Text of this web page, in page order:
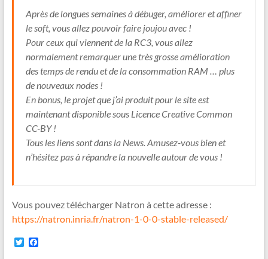
Après de longues semaines à débuger, améliorer et affiner
le soft, vous allez pouvoir faire joujou avec !
Pour ceux qui viennent de la RC3, vous allez
normalement remarquer une très grosse amélioration
des temps de rendu et de la consommation RAM … plus
de nouveaux nodes !
En bonus, le projet que j’ai produit pour le site est
maintenant disponible sous Licence Creative Common
CC-BY !
Tous les liens sont dans la News. Amusez-vous bien et
n’hésitez pas à répandre la nouvelle autour de vous !
Vous pouvez télécharger Natron à cette adresse :
https://natron.inria.fr/natron-1-0-0-stable-released/
T
F